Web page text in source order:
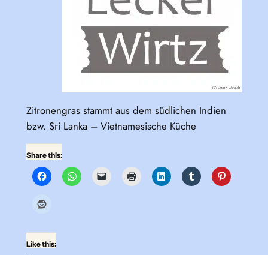
Zitronengras stammt aus dem südlichen Indien
bzw. Sri Lanka – Vietnamesische Küche
Share this:
Like this: